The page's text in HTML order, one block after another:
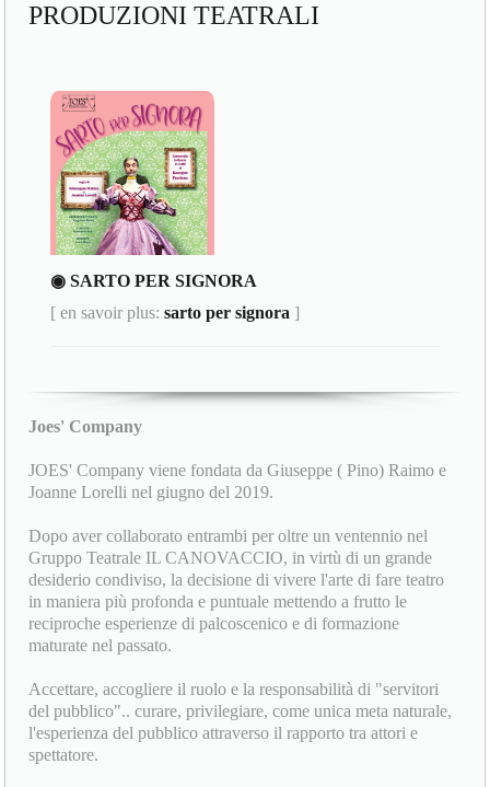
PRODUZIONI TEATRALI
◉ SARTO PER SIGNORA
[ en savoir plus:sarto per signora ]
Joes' Company
JOES' Company viene fondata da Giuseppe ( Pino) Raimo e
Joanne Lorelli nel giugno del 2019.
Dopo aver collaborato entrambi per oltre un ventennio nel
Gruppo Teatrale IL CANOVACCIO, in virtù di un grande
desiderio condiviso, la decisione di vivere l'arte di fare teatro
in maniera più profonda e puntuale mettendo a frutto le
reciproche esperienze di palcoscenico e di formazione
maturate nel passato.
Accettare, accogliere il ruolo e la responsabilità di "servitori
del pubblico".. curare, privilegiare, come unica meta naturale,
l'esperienza del pubblico attraverso il rapporto tra attori e
spettatore.